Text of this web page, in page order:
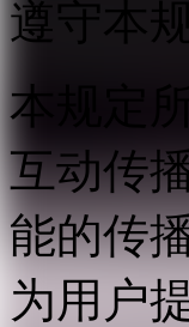
遵守本
本规定
互动传
能的传
为用户